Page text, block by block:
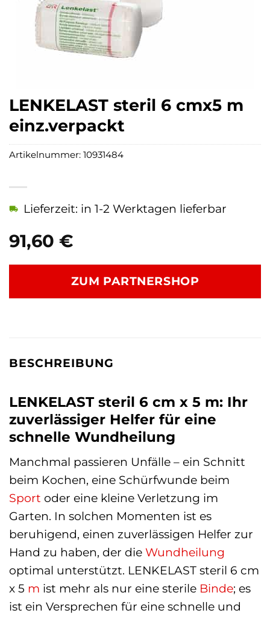
LENKELAST steril 6 cmx5 m
einz.verpackt
91,60 €
Lieferzeit: in 1-2 Werktagen lieferbar
ZUM PARTNERSHOP
Artikelnummer: 10931484
BESCHREIBUNG
LENKELAST steril 6 cm x 5 m: Ihr
zuverlässiger Helfer für eine
schnelle Wundheilung
Manchmal passieren Unfälle – ein Schnitt
beim Kochen, eine Schürfwunde beim
Sport oder eine kleine Verletzung im
Garten. In solchen Momenten ist es
beruhigend, einen zuverlässigen Helfer zur
Hand zu haben, der die Wundheilung
optimal unterstützt. LENKELAST steril 6 cm
x 5 m ist mehr als nur eine sterile Binde; es
ist ein Versprechen für eine schnelle und